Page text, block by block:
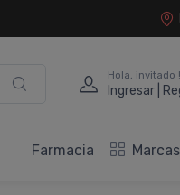
Hola, invitado !
Ingresar |
Farmacia Marcas